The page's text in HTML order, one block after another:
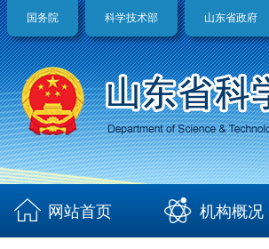
国务院 科学技术部 山东省政府
网站首页 机构概况